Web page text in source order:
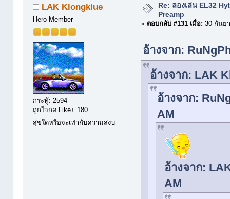
LAK Klongklue
Hero Member
กระทู้: 2594
ถูกใจกด Like+ 180
สุขใดหรือจะเท่ากับความสงบ
Re: ลองเล่น EL32
Preamp
« ตอบกลับ #131 เมื่อ: 30 กันย
อ้างจาก:
อ้างจาก: LAK
อ้างจาก:
AM
อ้างจาก:
AM